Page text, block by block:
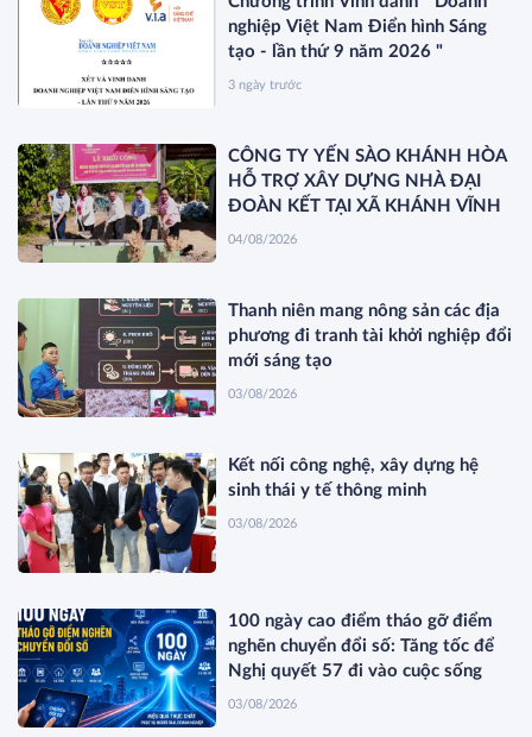
nghiệp Việt Nam Điển hình Sáng
tạo - lần thứ 9 năm 2026 "
3 ngày trước
CÔNG TY YẾN SÀO KHÁNH HÒA
HỖ TRỢ XÂY DỰNG NHÀ ĐẠI
ĐOÀN KẾT TẠI XÃ KHÁNH VĨNH
04/08/2026
Thanh niên mang nông sản các địa
phương đi tranh tài khởi nghiệp đổi
mới sáng tạo
03/08/2026
Kết nối công nghệ, xây dựng hệ
sinh thái y tế thông minh
03/08/2026
100 ngày cao điểm tháo gỡ điểm
nghẽn chuyển đổi số: Tăng tốc để
Nghị quyết 57 đi vào cuộc sống
03/08/2026